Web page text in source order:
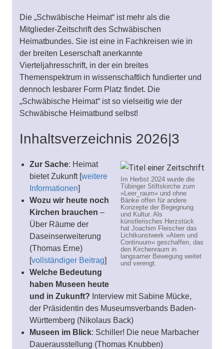
Die „Schwäbische Heimat“ ist mehr als die
Mitglieder-Zeitschrift des Schwäbischen
Heimatbundes. Sie ist eine in Fachkreisen wie in
der breiten Leserschaft anerkannte
Vierteljahresschrift, in der ein breites
Themenspektrum in wissenschaftlich fundierter und
dennoch lesbarer Form Platz findet. Die
„Schwäbische Heimat“ ist so vielseitig wie der
Schwäbische Heimatbund selbst!
Inhaltsverzeichnis 2026|3
Im Herbst 2024 wurde die
Tübinger Stiftskirche zum
»Leer_raum« und ohne
Bänke offen für andere
Konzepte der Begegnung
und Kultur. Als
künstlerisches Herzstück
hat Joachim Fleischer das
Lichtkunstwerk »Atem und
Continuum« geschaffen, das
den Kirchenraum in
langsamer Bewegung weitet
und verengt.
Zur Sache: Heimat
bietet Zukunft [weitere
Informationen]
Wozu wir heute noch
Kirchen brauchen –
Über Räume der
Daseinserweiterung
(Thomas Erne)
[vollständiger Beitrag]
Welche Bedeutung
haben Museen heute
und in Zukunft? Interview mit Sabine Mücke,
der Präsidentin des Museumsverbands Baden-
Württemberg (Nikolaus Back)
Museen im Blick: Schiller! Die neue Marbacher
Dauerausstellung (Thomas Knubben)